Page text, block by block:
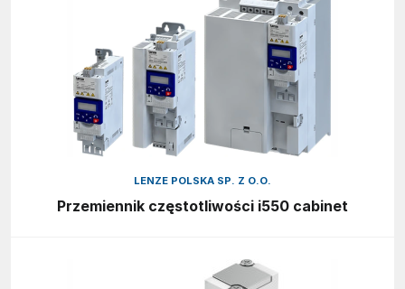
LENZE POLSKA SP. Z O.O.
Przemiennik częstotliwości i550 cabinet